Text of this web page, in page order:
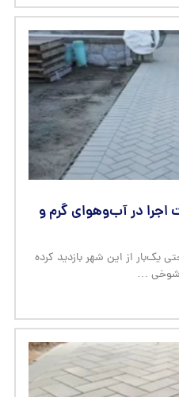
اجرا در آب‌وهوای گرم و
یک‌بار از این شهر بازدید کرده
شوخی …